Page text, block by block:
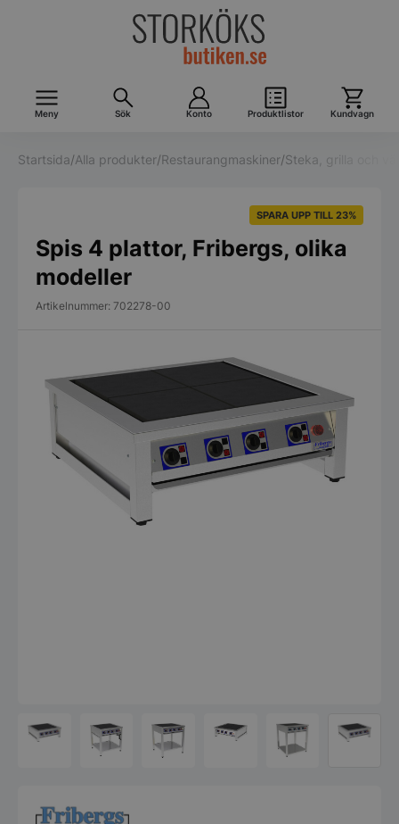
Meny Sök Konto Produktlistor Kundvagn
Startsida/Alla produkter/Restaurangmaskiner/Steka, grilla och
SPARA UPP TILL 23%
Spis 4 plattor, Fribergs, olika
modeller
Artikelnummer: 702278-00